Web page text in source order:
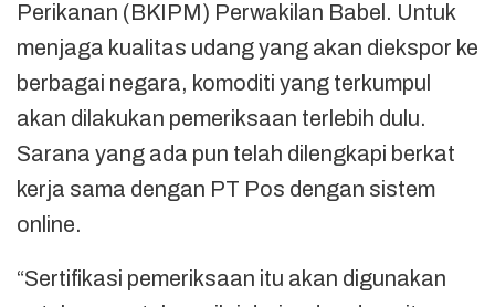
Perikanan (BKIPM) Perwakilan Babel. Untuk
menjaga kualitas udang yang akan diekspor ke
berbagai negara, komoditi yang terkumpul
akan dilakukan pemeriksaan terlebih dulu.
Sarana yang ada pun telah dilengkapi berkat
kerja sama dengan PT Pos dengan sistem
online.
“Sertifikasi pemeriksaan itu akan digunakan